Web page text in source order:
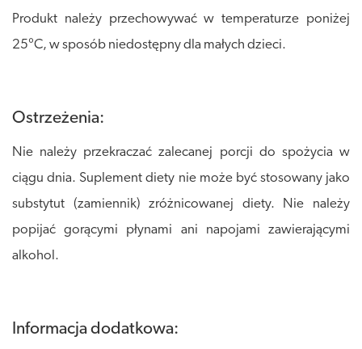
Produkt należy przechowywać w temperaturze poniżej
25°C, w sposób niedostępny dla małych dzieci.
Ostrzeżenia:
Nie należy przekraczać zalecanej porcji do spożycia w
ciągu dnia. Suplement diety nie może być stosowany jako
substytut (zamiennik) zróżnicowanej diety. Nie należy
popijać gorącymi płynami ani napojami zawierającymi
alkohol.
Informacja dodatkowa: